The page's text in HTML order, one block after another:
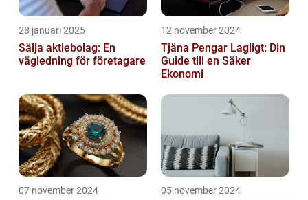
28 januari 2025
Sälja aktiebolag: En
vägledning för företagare
12 november 2024
Tjäna Pengar Lagligt: Din
Guide till en Säker
Ekonomi
07 november 2024 05 november 2024